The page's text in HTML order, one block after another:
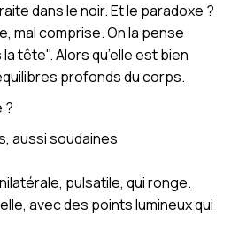
dans le noir. Et le paradoxe ?
mal comprise. On la pense
tête". Alors qu’elle est bien
profonds du corps.
?
aussi soudaines
pulsatile, qui ronge.
avec des points lumineux qui